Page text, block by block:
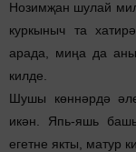
Нозимҗан шулай
куркыныч та
арада, миңа да
килде.
Шушы көннәрдә
икән. Япь-яшь
егетне якты, матур